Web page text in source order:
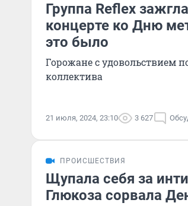
Группа Reflex
концерте ко Дню
это было
Горожане с удовольствием
коллектива
21 июля, 2024, 23:10 3 627
ПРОИСШЕСТВИЯ
Щупала себя за
Глюкоза сорвала